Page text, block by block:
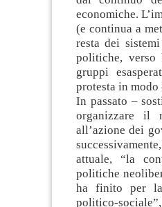
economiche.
(e continua a
resta dei
politiche,
gruppi
protesta in
In passato –
organizzare il
all’azione dei
attuale, “la
politiche
ha finito per
politico-